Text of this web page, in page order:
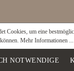
Cookies, um eine
können. Mehr Informationen ...
NOTWENDIGE